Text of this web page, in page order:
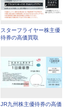
スターフライヤー株主優
待券の高価買取
JR九州株主優待券の高価